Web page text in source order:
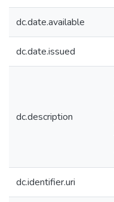
dc.date.available
dc.date.issued
dc.description
dc.identifier.uri